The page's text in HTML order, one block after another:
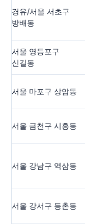
경유/서울 서초구
방배동
서울 영등포구
신길동
서울 마포구 상암동
서울 금천구 시흥동
서울 강남구 역삼동
서울 강서구 등촌동